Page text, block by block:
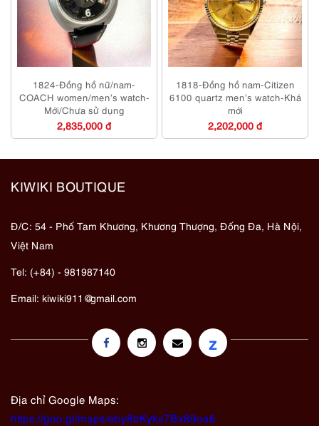
1824-Đồng hồ nữ/nam-
COACH women/men’s watch-
Mới/Chưa sử dụng
2,835,000 đ
1818-Đồng hồ nam-Citizen
6100 quartz men’s watch-Khá
mới
2,202,000 đ
KIWIKI BOUTIQUE
Đ/C: 54 - Phố Tam Khương, Khương Thượng, Đống Đa, Hà Nội,
Việt Nam
Tel: (+84) - 981987140
Email: kiwiki911@gmail.com
z
Địa chỉ Google Maps:
https://goo.gl/maps/eby8bKyks7Bx89oa6